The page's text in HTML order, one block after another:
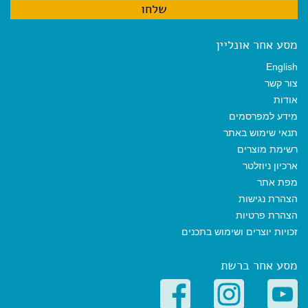
מסע אחר אונליין
English
צור קשר
אודות
מידע למפרסמים
תנאי שימוש באתר
רשימת מוצרים
ארכיון ניוזלטר
מפת אתר
הצהרת נגישות
הצהרת פרטיות
זכויות יוצרים ושימוש בתכנים
מסע אחר ברשת